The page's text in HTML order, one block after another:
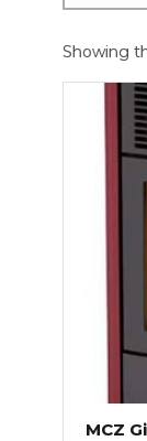
Showing
MCZ